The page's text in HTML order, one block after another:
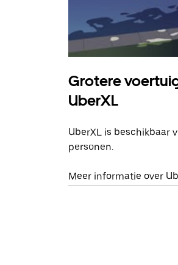
Grotere
UberXL
UberXL is beschikbaar
personen.
Meer informatie over